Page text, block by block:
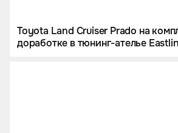
Toyota Land Cruiser Prado на
доработке в тюнинг-ателье